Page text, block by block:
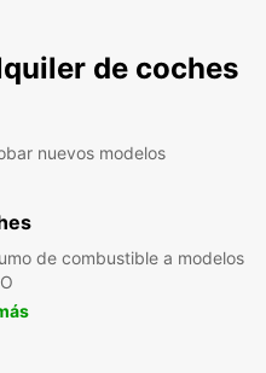
de coches
nuevos modelos
de combustible a modelos